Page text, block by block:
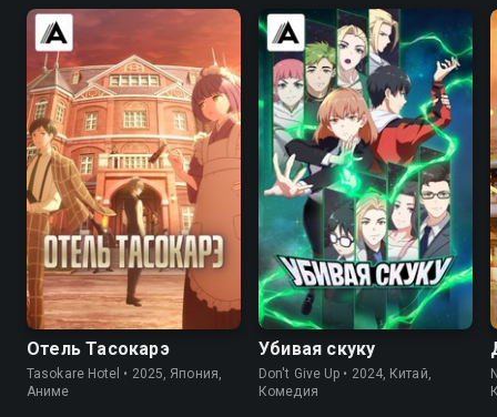
7.9 6.6
Отель Тасокарэ
Tasokare Hotel • 2025, Япония,
Аниме
6.3 7.3
Убивая скуку
Don't Give Up • 2024, Китай,
Комедия